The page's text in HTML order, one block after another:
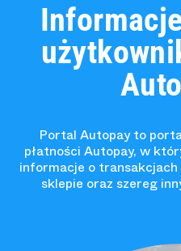
Portal Autopay to
płatności Autopay, w
informacje o
sklepie oraz szereg